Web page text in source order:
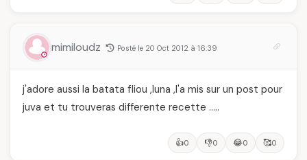
mimiloudz Posté le 20 Oct 2012 à 16:39
j'adore aussi la batata fliou ,luna ,l'a mis sur un post pour
juva et tu trouveras differente recette …..
👍0 👎0 😂0 🥰0